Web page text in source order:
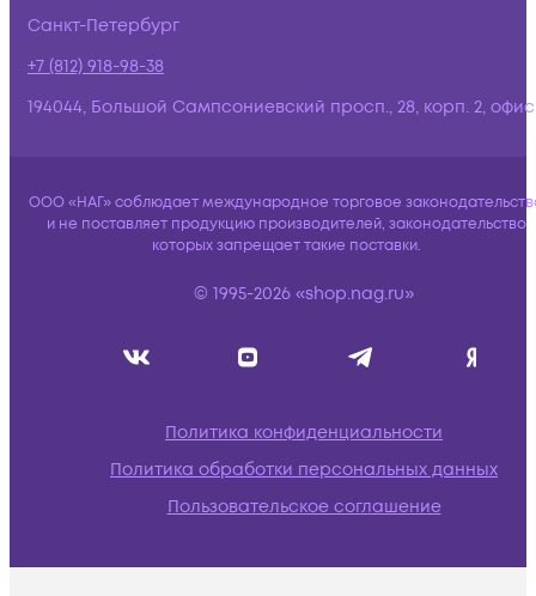
Санкт-Петербург
+7 (812) 918-98-38
194044, Большой Сампсониевский просп., 28, корп. 2,
ООО «НАГ» соблюдает международное торговое
и не поставляет продукцию производителей, законодательство
которых запрещает такие поставки.
© 1995-2026 «shop.nag.ru»
Политика конфиденциальности
Политика обработки персональных данных
Пользовательское соглашение